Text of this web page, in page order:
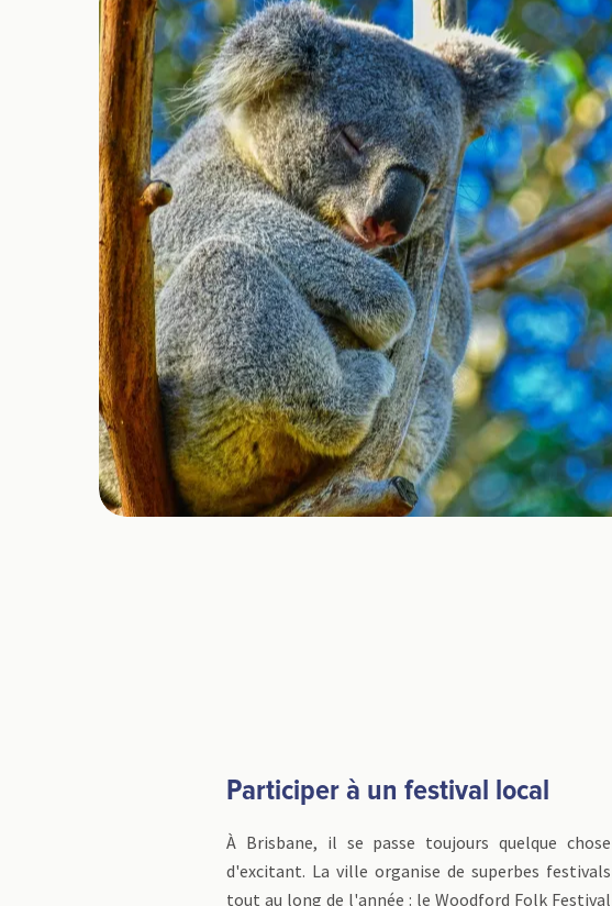
Participer à un festival local
À Brisbane, il se passe toujours quelque chose
d'excitant. La ville organise de superbes festivals
tout au long de l'année : le Woodford Folk Festival